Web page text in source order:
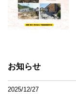
お知らせ
2025/12/27